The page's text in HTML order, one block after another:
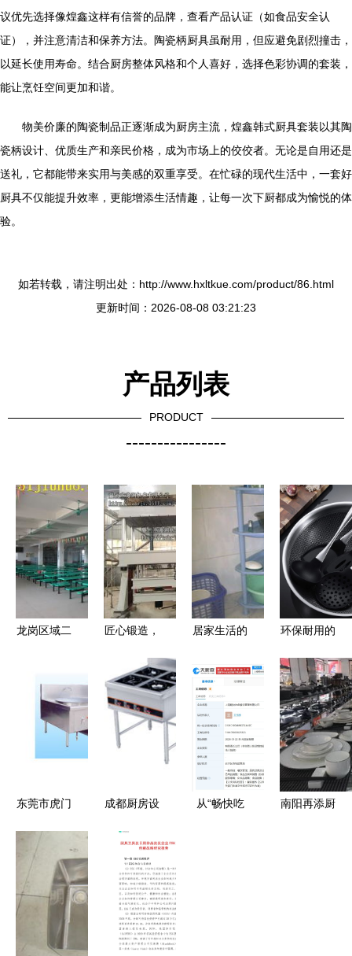
议优先选择像煌鑫这样有信誉的品牌，查看产品认证（如食品安全认
证），并注意清洁和保养方法。陶瓷柄厨具虽耐用，但应避免剧烈撞击，
以延长使用寿命。结合厨房整体风格和个人喜好，选择色彩协调的套装，
能让烹饪空间更加和谐。
物美价廉的陶瓷制品正逐渐成为厨房主流，煌鑫韩式厨具套装以其陶
瓷柄设计、优质生产和亲民价格，成为市场上的佼佼者。无论是自用还是
送礼，它都能带来实用与美感的双重享受。在忙碌的现代生活中，一套好
厨具不仅能提升效率，更能增添生活情趣，让每一次下厨都成为愉悦的体
验。
如若转载，请注明出处：http://www.hxltkue.com/product/86.html
更新时间：2026-08-08 03:21:23
产品列表
PRODUCT
----------------
龙岗区域二
聚焦宾馆酒
楼、食堂厨
具及工厂办
匠心锻造，
山东达因液
压设备与家
用美学的新
居家生活的
从厨具到茶
具的全方位
日杂用品点
评
环保耐用的
食品级硅胶
铲与不粘锅
的完美搭档
东莞市虎门
备厂
成都厨房设
制品的行业
全景 从厨
具到卫具的
变革
从“畅快吃
南阳再添厨